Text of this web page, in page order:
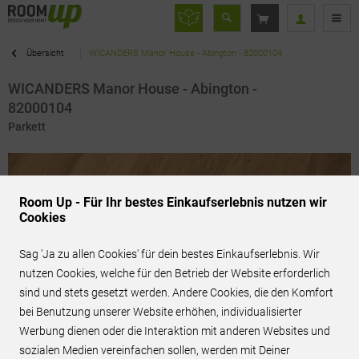
Übersicht WICANDERS Manor House - Abington - 82000104
WICANDERS Manor House - Abington -
82000104
Parkett
Room Up - Für Ihr bestes Einkaufserlebnis nutzen wir
Cookies
Sag 'Ja zu allen Cookies' für dein bestes Einkaufserlebnis. Wir
nutzen Cookies, welche für den Betrieb der Website erforderlich
sind und stets gesetzt werden. Andere Cookies, die den Komfort
bei Benutzung unserer Website erhöhen, individualisierter
Werbung dienen oder die Interaktion mit anderen Websites und
sozialen Medien vereinfachen sollen, werden mit Deiner